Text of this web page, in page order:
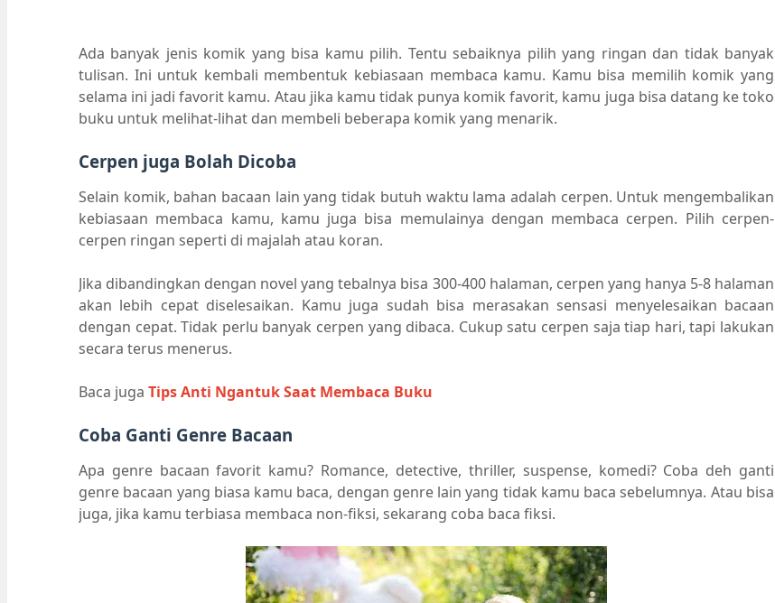
Ada banyak jenis komik yang bisa kamu pilih. Tentu sebaiknya pilih yang ringan dan tidak banyak
tulisan. Ini untuk kembali membentuk kebiasaan membaca kamu. Kamu bisa memilih komik yang
selama ini jadi favorit kamu. Atau jika kamu tidak punya komik favorit, kamu juga bisa datang ke toko
buku untuk melihat-lihat dan membeli beberapa komik yang menarik.
Cerpen juga Bolah Dicoba
Selain komik, bahan bacaan lain yang tidak butuh waktu lama adalah cerpen. Untuk mengembalikan
kebiasaan membaca kamu, kamu juga bisa memulainya dengan membaca cerpen. Pilih cerpen-
cerpen ringan seperti di majalah atau koran.
Jika dibandingkan dengan novel yang tebalnya bisa 300-400 halaman, cerpen yang hanya 5-8 halaman
akan lebih cepat diselesaikan. Kamu juga sudah bisa merasakan sensasi menyelesaikan bacaan
dengan cepat. Tidak perlu banyak cerpen yang dibaca. Cukup satu cerpen saja tiap hari, tapi lakukan
secara terus menerus.
Baca juga Tips Anti Ngantuk Saat Membaca Buku
Coba Ganti Genre Bacaan
Apa genre bacaan favorit kamu? Romance, detective, thriller, suspense, komedi? Coba deh ganti
genre bacaan yang biasa kamu baca, dengan genre lain yang tidak kamu baca sebelumnya. Atau bisa
juga, jika kamu terbiasa membaca non-fiksi, sekarang coba baca fiksi.